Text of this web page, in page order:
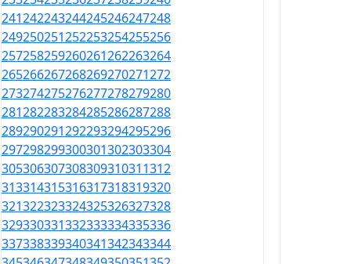
241242243244245246247248
249250251252253254255256
257258259260261262263264
265266267268269270271272
273274275276277278279280
281282283284285286287288
289290291292293294295296
297298299300301302303304
305306307308309310311312
313314315316317318319320
321322323324325326327328
329330331332333334335336
337338339340341342343344